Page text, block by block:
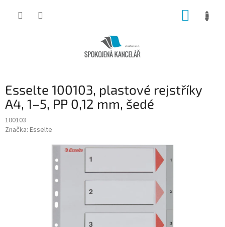
Esselte 100103, plastové rejstříky
A4, 1–5, PP 0,12 mm, šedé
100103
Značka: Esselte